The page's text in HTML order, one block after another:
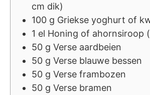
cm dik)
100 g Griekse yoghurt of
1 el Honing of ahornsiroop
50 g Verse aardbeien
50 g Verse blauwe bessen
50 g Verse frambozen
50 g Verse bramen